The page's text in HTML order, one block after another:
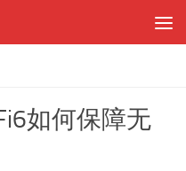
如何保障无